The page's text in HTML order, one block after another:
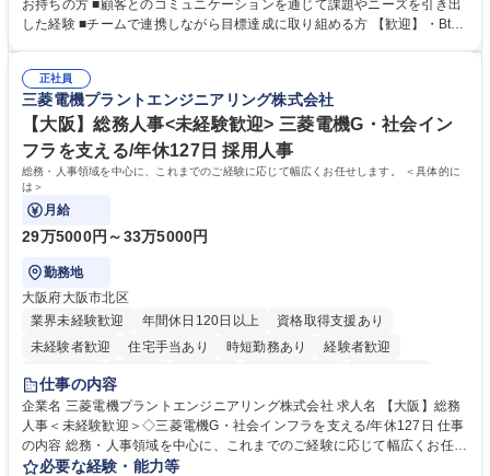
体的な仕事内容】 リードへの電話・メールによるアプローチ/リードナー
実行/フィールドセールスへの案件連携 募集職種 ★【未経験歓迎】AIで製
造業の未来を変えるインサイドセールス
お持ちの方 ■顧客とのコミュニケーションを通じて課題やニーズを引き出
した経験 ■チームで連携しながら目標達成に取り組める方 【歓迎】・BtoB
企画・実行経験 ・CRM・リードナーチャリングに関する知見 ・データを
もとに営業プロセスを改善した経験 学歴・資格 学歴：大学院 大学 高専 短
大 専修学校 高校 語学力： 資格：
正社員
三菱電機プラントエンジニアリング株式会社
【大阪】総務人事<未経験歓迎> 三菱電機G・社会イン
フラを支える/年休127日 採用人事
総務・人事領域を中心に、これまでのご経験に応じて幅広くお任せします。 ＜具体的に
は＞
月給
29万5000円～33万5000円
勤務地
大阪府大阪市北区
業界未経験歓迎
年間休日120日以上
資格取得支援あり
未経験者歓迎
住宅手当あり 時短勤務あり
経験者歓迎
退職金あり
駅近5分以内
土日祝休み 服装自由 寮・社宅あり 食事補助あり
仕事の内容
企業名 三菱電機プラントエンジニアリング株式会社 求人名 【大阪】総務
人事＜未経験歓迎＞◇三菱電機G・社会インフラを支える/年休127日 仕事
の内容 総務・人事領域を中心に、これまでのご経験に応じて幅広くお任せ
します。 ＜具体的には＞ ・総務/人事労務（給与・社保・勤怠管理など）
必要な経験・能力等